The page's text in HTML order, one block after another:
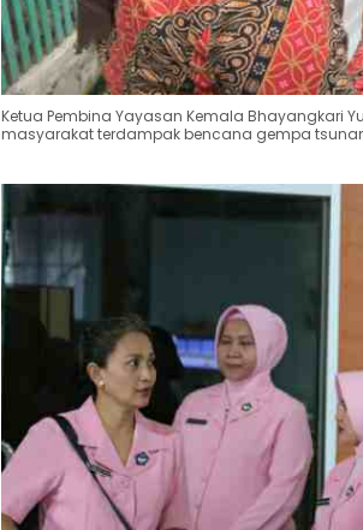
Ketua Pembina Yayasan Kemala Bhayangkari
masyarakat terdampak bencana gempa